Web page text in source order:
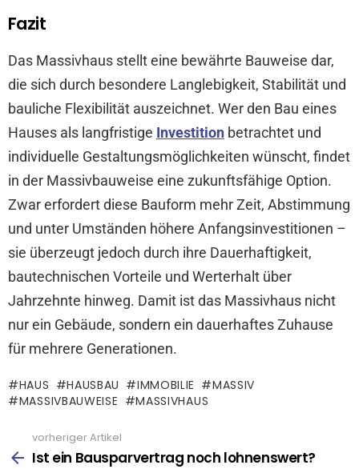
Fazit
Das Massivhaus stellt eine bewährte Bauweise dar,
die sich durch besondere Langlebigkeit, Stabilität und
bauliche Flexibilität auszeichnet. Wer den Bau eines
Hauses als langfristige Investition betrachtet und
individuelle Gestaltungsmöglichkeiten wünscht, findet
in der Massivbauweise eine zukunftsfähige Option.
Zwar erfordert diese Bauform mehr Zeit, Abstimmung
und unter Umständen höhere Anfangsinvestitionen –
sie überzeugt jedoch durch ihre Dauerhaftigkeit,
bautechnischen Vorteile und Werterhalt über
Jahrzehnte hinweg. Damit ist das Massivhaus nicht
nur ein Gebäude, sondern ein dauerhaftes Zuhause
für mehrere Generationen.
HAUS HAUSBAU IMMOBILIE
MASSIV
MASSIVBAUWEISE
MASSIVHAUS
more
vorheriger Artikel
Ist ein Bausparvertrag noch lohnenswert?